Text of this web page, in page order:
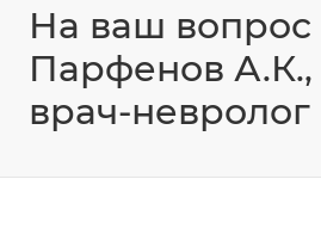
На ваш вопрос
Парфенов А.К.,
врач-невролог